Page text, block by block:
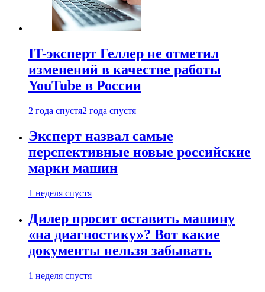
IT-эксперт Геллер не отметил
изменений в качестве работы
YouTube в России
2 года спустя2 года спустя
Эксперт назвал самые
перспективные новые российские
марки машин
1 неделя спустя
Дилер просит оставить машину
«на диагностику»? Вот какие
документы нельзя забывать
1 неделя спустя